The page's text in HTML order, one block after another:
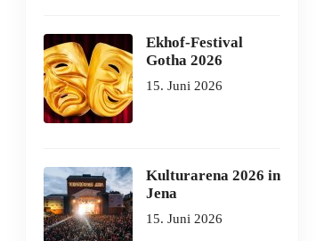
Ekhof-Festival
Gotha 2026
15. Juni 2026
Kulturarena 2026 in
Jena
15. Juni 2026